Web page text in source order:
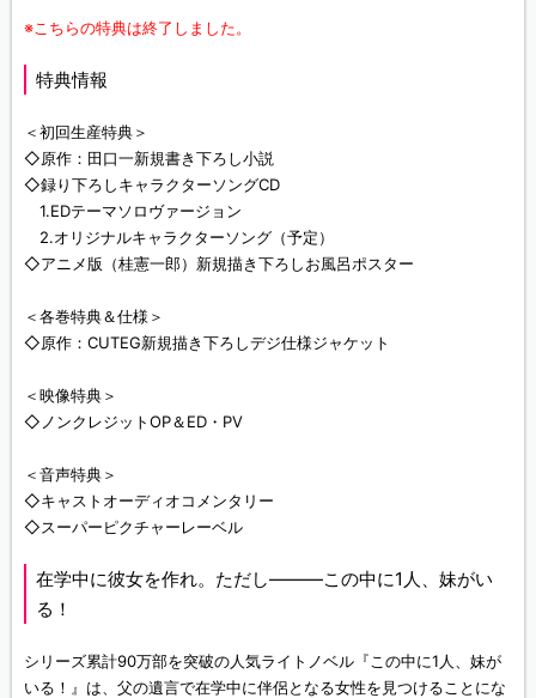
※こちらの特典は終了しました。
特典情報
＜初回生産特典＞
◇原作：田口一新規書き下ろし小説
◇録り下ろしキャラクターソングCD
1.EDテーマソロヴァージョン
2.オリジナルキャラクターソング（予定）
◇アニメ版（桂憲一郎）新規描き下ろしお風呂ポスター
＜各巻特典＆仕様＞
◇原作：CUTEG新規描き下ろしデジ仕様ジャケット
＜映像特典＞
◇ノンクレジットOP＆ED・PV
＜音声特典＞
◇キャストオーディオコメンタリー
◇スーパーピクチャーレーベル
在学中に彼女を作れ。ただし―――この中に1人、妹がい
る！
シリーズ累計90万部を突破の人気ライトノベル『この中に1人、妹が
いる！』は、父の遺言で在学中に伴侶となる女性を見つけることにな